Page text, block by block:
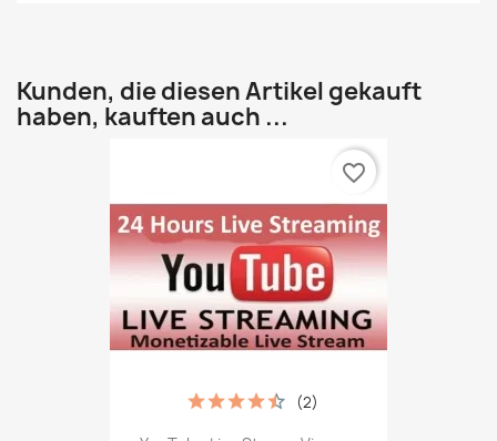
Kunden, die diesen Artikel gekauft
haben, kauften auch ...
(2)
favorite_border